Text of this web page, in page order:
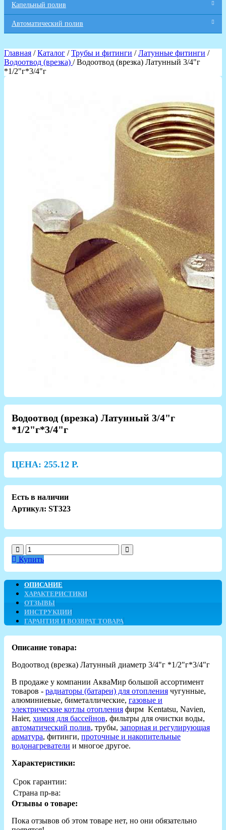
Капельный полив
Автоматический полив
Главная /Каталог /Трубы и фитинги /Латунные фитинги /
Водоотвод (врезка) / Водоотвод (врезка) Латунный 3/4"г
*1/2"г*3/4"г
Водоотвод (врезка) Латунный 3/4"г
*1/2"г*3/4"г
ЦЕНА: 255.12 Р.
Есть в наличии
Артикул: ST323
Купить
ОПИСАНИЕ
ХАРАКТЕРИСТИКИ
ОТЗЫВЫ
ИНСТРУКЦИИ
ГАРАНТИЯ И ВОЗВРАТ ТОВАРА
Описание товара:
Водоотвод (врезка) Латунный диаметр 3/4"г *1/2"г*3/4"г
В продаже у компании АкваМир большой ассортимент
товаров - радиаторы (батареи) для отопления чугунные,
алюминиевые, биметаллические, газовые и
электрические котлы отопления фирм Kentatsu, Navien,
Haier, химия для бассейнов, фильтры для очистки воды,
автоматический полив, трубы, запорная и регулирующая
арматура, фитинги, проточные и накопительные
водонагреватели и многое другое.
Характеристики:
Срок гарантии:
Страна пр-ва:
Отзывы о товаре:
Пока отзывов об этом товаре нет, но они обязательно